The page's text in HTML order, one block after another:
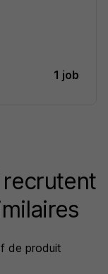
1 job
de produit